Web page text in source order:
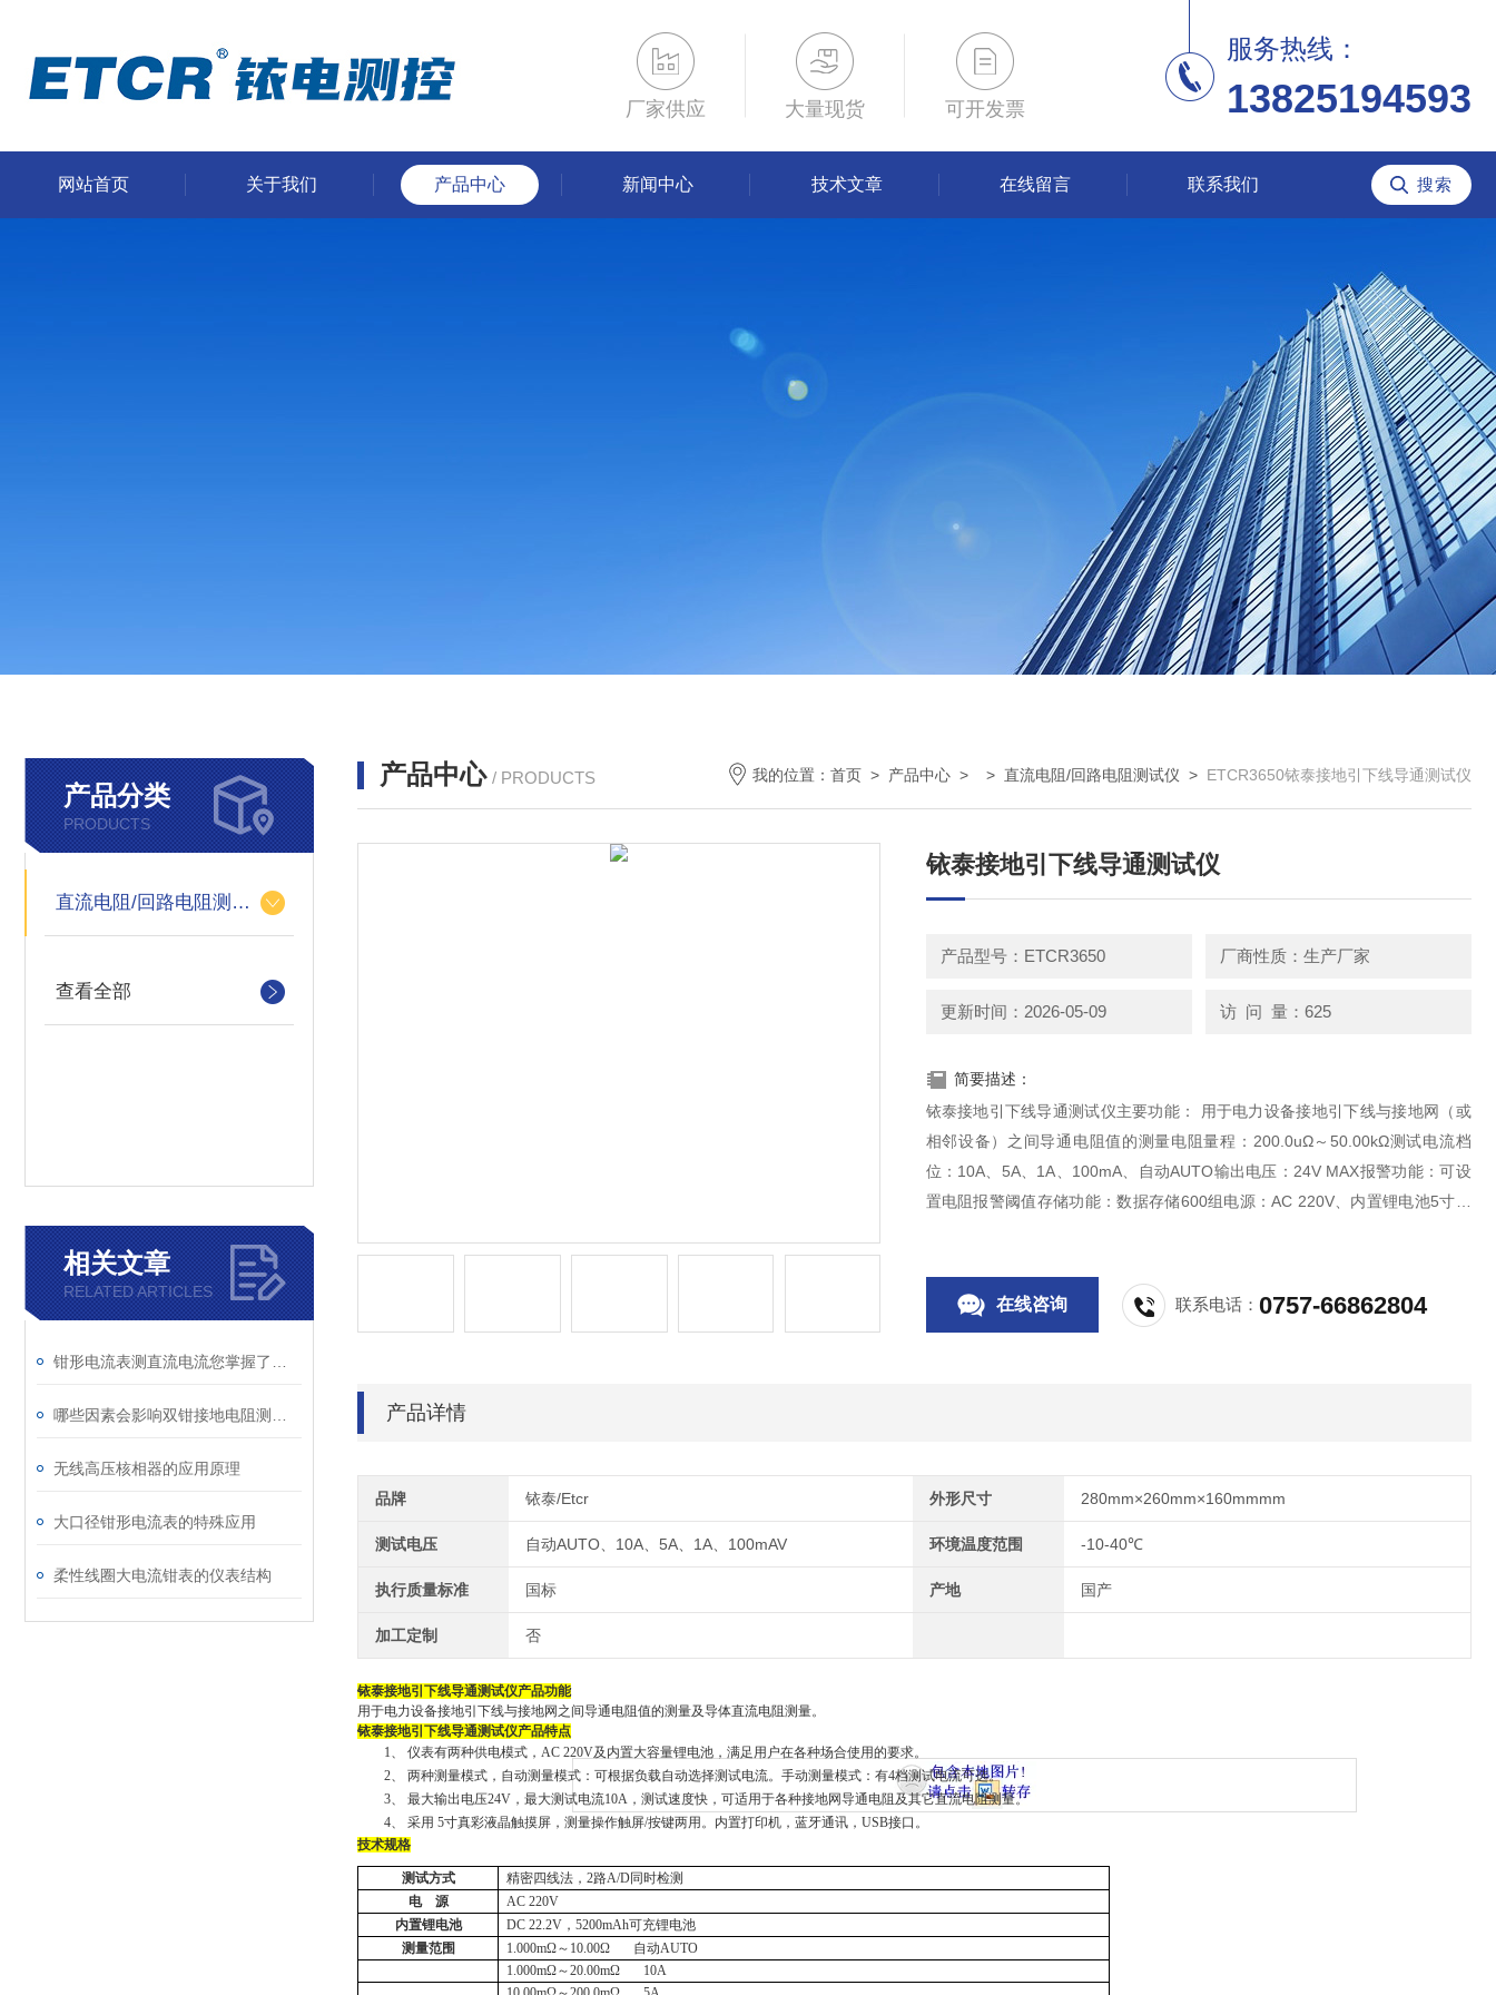
厂家供应 大量现货 可开发票
服务热线：
13825194593
网站首页 关于我们 产品中心 新闻中心 技术文章 在线留言 联系我们
产品分类
PRODUCTS
直流电阻/回路电阻测试仪
查看全部
相关文章
RELATED ARTICLES
无线高压核相器的应用原理
大口径钳形电流表的特殊应用
柔性线圈大电流钳表的仪表结构
产品中心 / PRODUCTS 我的位置： 首页 > 产品中心 > > 直流电阻/回路电阻测试仪 > ETCR3650铱泰接地引下线导通测试仪
铱泰接地引下线导通测试仪
产品型号：ETCR3650 厂商性质：生产厂家
更新时间：2026-05-09 访 问 量：625
简要描述：
铱泰接地引下线导通测试仪主要功能： 用于电力设备接地引下线与接地网（或
相邻设备）之间导通电阻值的测量电阻量程：200.0uΩ～50.00kΩ测试电流档
位：10A、5A、1A、100mA、自动AUTO输出电压：24V MAX报警功能：可设
置电阻报警阈值存储功能：数据存储600组电源：AC 220V、内置锂电池5寸触
在线咨询 联系电话：0757-66862804
产品详情
品牌 铱泰/Etcr 外形尺寸 280mm×260mm×160mmmm
测试电压 自动AUTO、10A、5A、1A、100mAV 环境温度范围 -10-40℃
执行质量标准 国标 产地 国产
加工定制 否
铱泰接地引下线导通测试仪产品功能
用于电力设备接地引下线与接地网之间导通电阻值的测量及导体直流电阻测量。
铱泰接地引下线导通测试仪产品特点
1、 仪表有两种供电模式， AC 220V及内置大容量锂电池，满足用户在各种场合使用的要求。
2、 两种测量模式，自动测量模式：可根据负载自动选择测试电流。手动测量模式：有4档测试电流可选。
3、 最大输出电压24V，最大测试电流10A，测试速度快，可适用于各种接地网导通电阻及其它直流电阻测量。
4、 采用 5寸真彩液晶触摸屏，测量操作触屏/按键两用。内置打印机，蓝牙通讯，USB接口。
技术规格
测试方式 精密四线法， 2路A/D同时检测
电
源
AC 220V
内置锂电池
DC 22.2V ， 5200mAh可充锂电池
测量范围
1.000mΩ～10.00Ω 自动AUTO
1.000mΩ～20.00mΩ 10A